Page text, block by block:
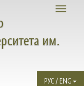
Toggle
им.
РУС / ENG